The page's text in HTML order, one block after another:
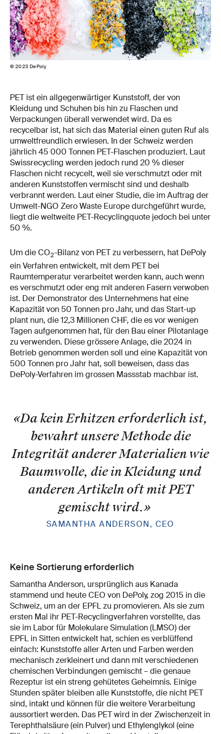
© 2023 DePoly
PET ist ein allgegenwärtiger Kunststoff, der von
Kleidung und Schuhen bis hin zu Flaschen und
Verpackungen überall verwendet wird. Da es
recycelbar ist, hat sich das Material einen guten Ruf als
umweltfreundlich erwiesen. In der Schweiz werden
jährlich 45 000 Tonnen PET-Flaschen produziert. Laut
Swissrecycling werden jedoch rund 20 % dieser
Flaschen nicht recycelt, weil sie verschmutzt oder mit
anderen Kunststoffen vermischt sind und deshalb
verbrannt werden. Laut einer Studie, die im Auftrag der
Umwelt-NGO Zero Waste Europe durchgeführt wurde,
liegt die weltweite PET-Recyclingquote jedoch bei unter
50 %.
Um die CO2-Bilanz von PET zu verbessern, hat DePoly
ein Verfahren entwickelt, mit dem PET bei
Raumtemperatur verarbeitet werden kann, auch wenn
es verschmutzt oder eng mit anderen Fasern verwoben
ist. Der Demonstrator des Unternehmens hat eine
Kapazität von 50 Tonnen pro Jahr, und das Start-up
plant nun, die 12,3 Millionen CHF, die es vor wenigen
Tagen aufgenommen hat, für den Bau einer Pilotanlage
zu verwenden. Diese grössere Anlage, die 2024 in
Betrieb genommen werden soll und eine Kapazität von
500 Tonnen pro Jahr hat, soll beweisen, dass das
DePoly-Verfahren im grossen Massstab machbar ist.
«Da kein Erhitzen erforderlich ist,
bewahrt unsere Methode die
Integrität anderer Materialien wie
Baumwolle, die in Kleidung und
anderen Artikeln oft mit PET
gemischt wird.»
SAMANTHA ANDERSON, CEO
Keine Sortierung erforderlich
Samantha Anderson, ursprünglich aus Kanada
stammend und heute CEO von DePoly, zog 2015 in die
Schweiz, um an der EPFL zu promovieren. Als sie zum
ersten Mal ihr PET-Recyclingverfahren vorstellte, das
sie im Labor für Molekulare Simulation (LMSO) der
EPFL in Sitten entwickelt hat, schien es verblüffend
einfach: Kunststoffe aller Arten und Farben werden
mechanisch zerkleinert und dann mit verschiedenen
chemischen Verbindungen gemischt – die genaue
Rezeptur ist ein streng gehütetes Geheimnis. Einige
Stunden später bleiben alle Kunststoffe, die nicht PET
sind, intakt und können für die weitere Verarbeitung
aussortiert werden. Das PET wird in der Zwischenzeit in
Terephthalsäure (ein Pulver) und Ethylenglykol (eine